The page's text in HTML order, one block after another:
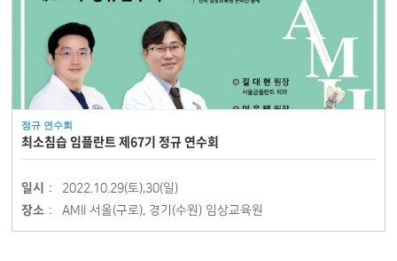
정규 연수회
최소침습 임플란트 제67기 정규 연수회
일시 :
2022.10.29(토),30(일)
장소 :
AMII 서울(구로), 경기(수원) 임상교육원